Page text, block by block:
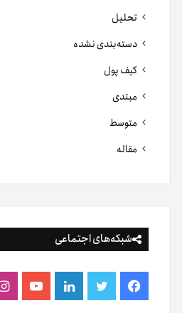
تحلیل
دسته‌بندی نشده
کیف پول
مبتدی
متوسط
مقاله
شبکه‌های اجتماعی
فیس توییتر لینکدینیوتیوب